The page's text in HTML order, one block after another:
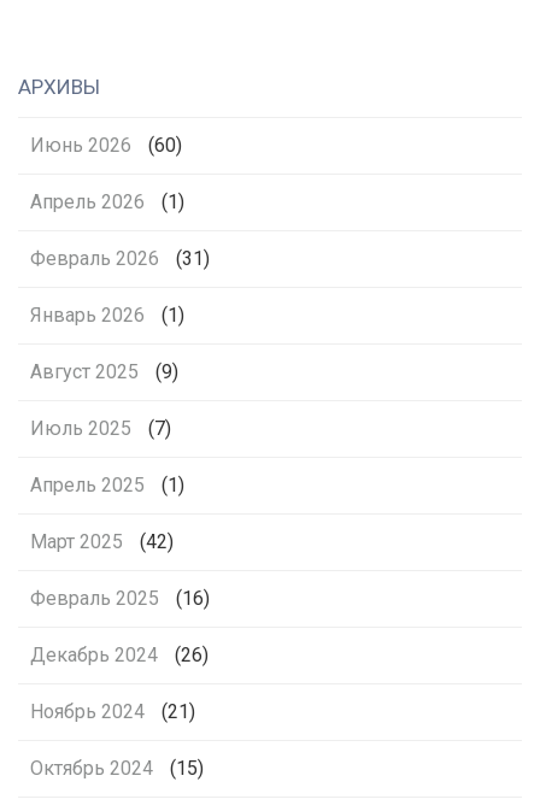
АРХИВЫ
Июнь 2026 (60)
Апрель 2026 (1)
Февраль 2026 (31)
Январь 2026 (1)
Август 2025 (9)
Июль 2025 (7)
Апрель 2025 (1)
Март 2025 (42)
Февраль 2025 (16)
Декабрь 2024 (26)
Ноябрь 2024 (21)
Октябрь 2024 (15)